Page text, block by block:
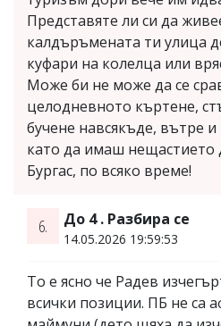
Представяте ли си да
калдъръмената ти улица
куфари на колелца или
Може би не може да се
целодневното къртене,
бучене навсякъде, вътре
като да имаш нещастието
Бургас, по всяко време!
6. До 4 . Разбира се
14.05.2026 19:59:53
То е ясно че Радев
всички позиции. ПБ не са